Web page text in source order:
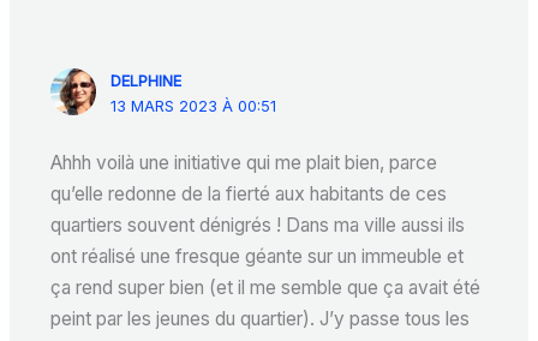
DELPHINE
13 MARS 2023 À 00:51
Ahhh voilà une initiative qui me plait bien, parce
qu’elle redonne de la fierté aux habitants de ces
quartiers souvent dénigrés ! Dans ma ville aussi ils
ont réalisé une fresque géante sur un immeuble et
ça rend super bien (et il me semble que ça avait été
peint par les jeunes du quartier). J’y passe tous les